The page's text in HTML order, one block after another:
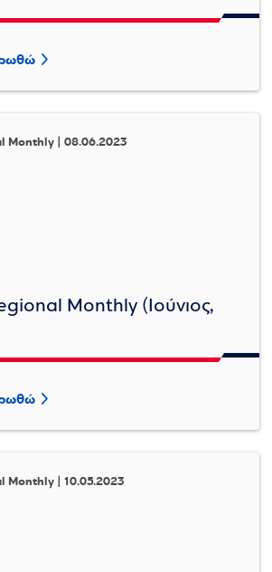
Monthly | 08.06.2023
Monthly (Ιούνιος,
Monthly | 10.05.2023